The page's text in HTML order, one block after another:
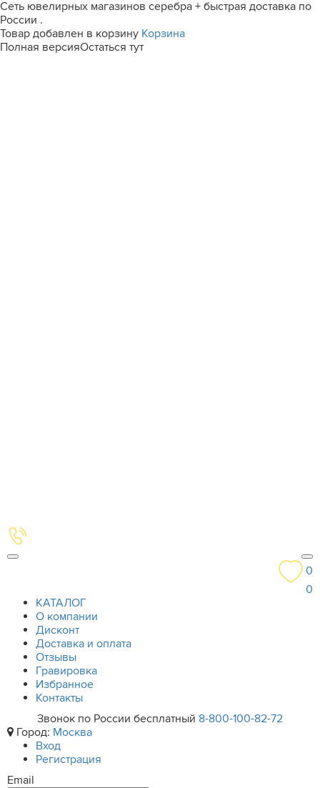
Сеть ювелирных магазинов серебра + быстрая доставка по
России .
Товар добавлен в корзину Корзина
Полная версияОстаться тут
0
0
КАТАЛОГ
О компании
Дисконт
Доставка и оплата
Отзывы
Гравировка
Избранное
Контакты
Звонок по России бесплатный 8-800-100-82-72
Город: Москва
Вход
Регистрация
Email